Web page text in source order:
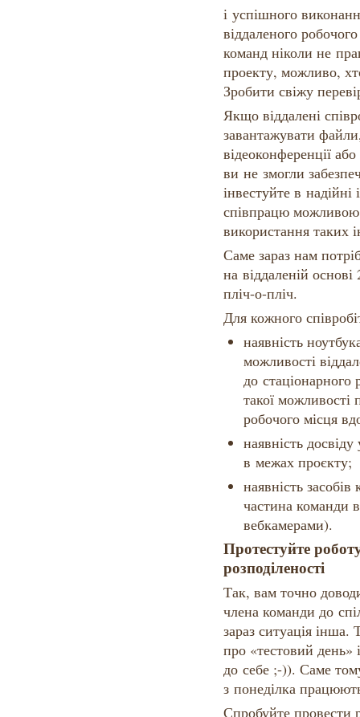
і успішного
віддаленого
команд ніколи не
проекту, можливо,
Зробити свіжу
Якщо віддалені
завантажувати
відеоконференції
ви не змогли
інвестуйте в
співпрацю можливою.
використання таких
Саме зараз нам
на віддаленій
пліч-о-пліч.
Для кожного
наявність
можливості
до стаціонарного
такої можливості
робочого місця
наявність
в межах проєкту;
наявність
частина команди
вебкамерами).
Протестуйте
розподіленості
Так, вам точно
члена команди до
зараз ситуація
про «тестовий день»
до себе ;-)). Саме
з понеділка
Спробуйте провести